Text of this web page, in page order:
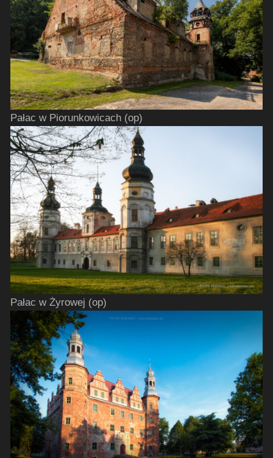
Pałac w Piorunkowicach (op)
Pałac w Żyrowej (op)